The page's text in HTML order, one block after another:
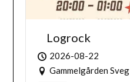
Logrock
2026-08-22
Gammelgården Sveg